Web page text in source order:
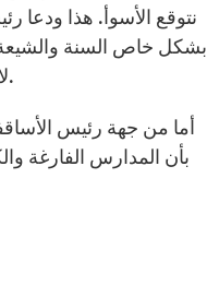
نتوقع الأسوأ. هذا ودعا
بشكل خاص السنة
لا شيء يحل بالعنف. الى جانب ذلك أعلن بأن الكثير من الناس يطلبون شهادات عمادهم لترك البلاد.
أما من جهة رئيس
بأن المدارس الفارغة